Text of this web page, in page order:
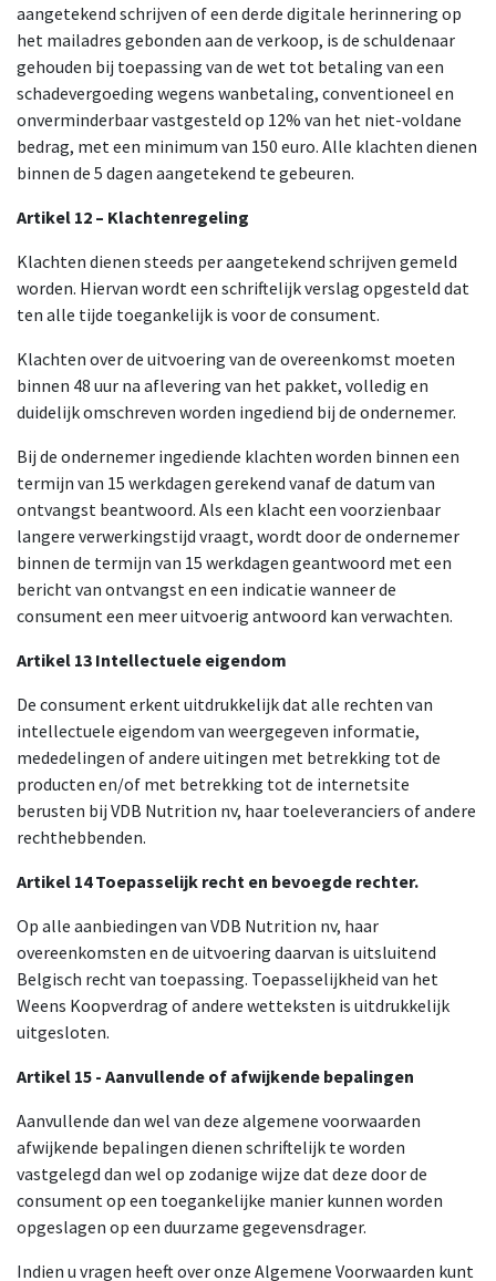
aangetekend schrijven of een derde digitale herinnering op
het mailadres gebonden aan de verkoop, is de schuldenaar
gehouden bij toepassing van de wet tot betaling van een
schadevergoeding wegens wanbetaling, conventioneel en
onverminderbaar vastgesteld op 12% van het niet-voldane
bedrag, met een minimum van 150 euro. Alle klachten dienen
binnen de 5 dagen aangetekend te gebeuren.
Artikel 12 – Klachtenregeling
Klachten dienen steeds per aangetekend schrijven gemeld
worden. Hiervan wordt een schriftelijk verslag opgesteld dat
ten alle tijde toegankelijk is voor de consument.
Klachten over de uitvoering van de overeenkomst moeten
binnen 48 uur na aflevering van het pakket, volledig en
duidelijk omschreven worden ingediend bij de ondernemer.
Bij de ondernemer ingediende klachten worden binnen een
termijn van 15 werkdagen gerekend vanaf de datum van
ontvangst beantwoord. Als een klacht een voorzienbaar
langere verwerkingstijd vraagt, wordt door de ondernemer
binnen de termijn van 15 werkdagen geantwoord met een
bericht van ontvangst en een indicatie wanneer de
consument een meer uitvoerig antwoord kan verwachten.
Artikel 13 Intellectuele eigendom
De consument erkent uitdrukkelijk dat alle rechten van
intellectuele eigendom van weergegeven informatie,
mededelingen of andere uitingen met betrekking tot de
producten en/of met betrekking tot de internetsite
berusten bij VDB Nutrition nv, haar toeleveranciers of andere
rechthebbenden.
Artikel 14 Toepasselijk recht en bevoegde rechter.
Op alle aanbiedingen van VDB Nutrition nv, haar
overeenkomsten en de uitvoering daarvan is uitsluitend
Belgisch recht van toepassing. Toepasselijkheid van het
Weens Koopverdrag of andere wetteksten is uitdrukkelijk
uitgesloten.
Artikel 15 - Aanvullende of afwijkende bepalingen
Aanvullende dan wel van deze algemene voorwaarden
afwijkende bepalingen dienen schriftelijk te worden
vastgelegd dan wel op zodanige wijze dat deze door de
consument op een toegankelijke manier kunnen worden
opgeslagen op een duurzame gegevensdrager.
Indien u vragen heeft over onze Algemene Voorwaarden kunt